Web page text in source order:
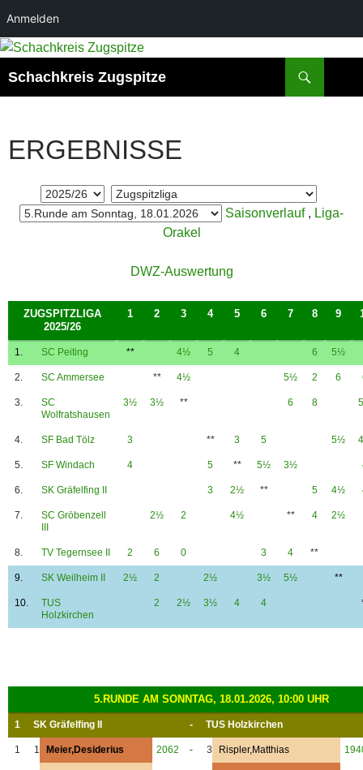
Anmelden
Zum
springen
Schachkreis Zugspitze
ERGEBNISSE
Saisonverlauf, Liga-
Orakel
DWZ-Auswertung
ZUGSPITZLIGA
2025/26
1 2 3 4 5 6 7 8 9
1. SC Peiting ** 4½ 5 4 6 5½
2. SC Ammersee ** 4½ 5½ 2 6
3.
SC
Wolfratshausen
3½ 3½ ** 6 8
4. SF Bad Tölz 3 ** 3 5 5½
5. SF Windach 4 5 ** 5½ 3½
6. SK Gräfelfing II 3 2½ ** 5 4½
7.
SC Gröbenzell
III
2½ 2 4½ ** 4 2½
8. TV Tegernsee II 2 6 0 3 4 **
9. SK Weilheim II 2½ 2 2½ 3½ 5½ **
10.
TUS
Holzkirchen
2 2½ 3½ 4 4
5.RUNDE AM SONNTAG, 18.01.2026, 10:00 UHR
1 SK Gräfelfing II - TUS Holzkirchen
1 1 Meier,Desiderius 2062 - 3 Rispler,Matthias